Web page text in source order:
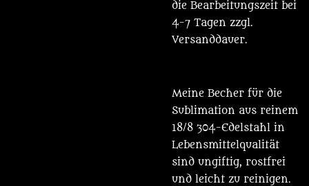
die Bearbeitungszeit bei
4-7 Tagen zzgl.
Versanddauer.
Meine Becher für die
Sublimation aus reinem
18/8 304-Edelstahl in
Lebensmittelqualität
sind ungiftig, rostfrei
und leicht zu reinigen.